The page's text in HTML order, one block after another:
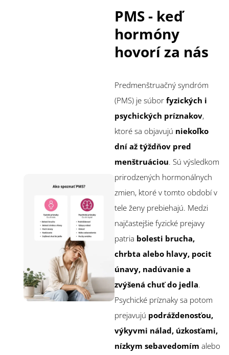
PMS - keď
hormóny
hovorí za nás
Predmenštruačný syndróm
(PMS) je súbor fyzických i
psychických príznakov,
ktoré sa objavujú niekoľko
dní až týždňov pred
menštruáciou. Sú výsledkom
prirodzených hormonálnych
zmien, ktoré v tomto období v
tele ženy prebiehajú. Medzi
najčastejšie fyzické prejavy
patria bolesti brucha,
chrbta alebo hlavy, pocit
únavy, nadúvanie a
zvýšená chuť do jedla.
Psychické príznaky sa potom
prejavujú podráždenosťou,
výkyvmi nálad, úzkosťami,
nízkym sebavedomím alebo